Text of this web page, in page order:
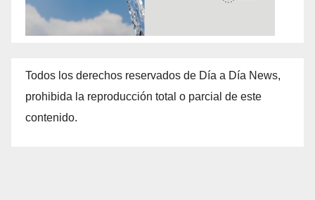
Todos los derechos reservados de Día a Día News,
prohibida la reproducción total o parcial de este
contenido.